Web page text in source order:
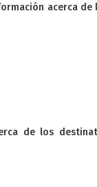
acerca
de los